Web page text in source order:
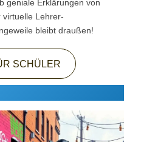
geniale Erklärungen von
virtuelle Lehrer-
bleibt draußen!
SCHÜLER